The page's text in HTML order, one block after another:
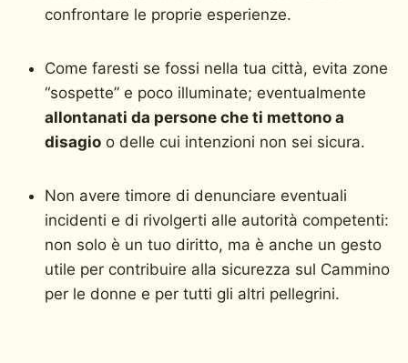
confrontare le proprie esperienze.
Come faresti se fossi nella tua città, evita zone
“sospette” e poco illuminate; eventualmente
allontanati da persone che ti mettono a
disagioo delle cui intenzioni non sei sicura.
Non avere timore di denunciare eventuali
incidenti e di rivolgerti alle autorità competenti:
non solo è un tuo diritto, ma è anche un gesto
utile per contribuire alla sicurezza sul Cammino
per le donne e per tutti gli altri pellegrini.